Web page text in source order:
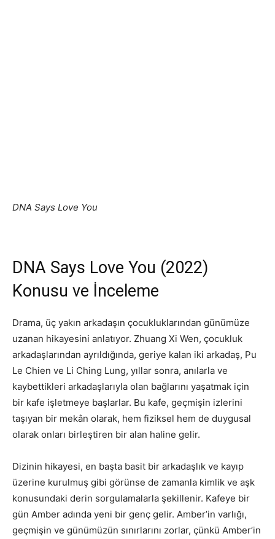
DNA Says Love You
DNA Says Love You (2022)
Konusu ve İnceleme
Drama, üç yakın arkadaşın çocukluklarından günümüze
uzanan hikayesini anlatıyor. Zhuang Xi Wen, çocukluk
arkadaşlarından ayrıldığında, geriye kalan iki arkadaş, Pu
Le Chien ve Li Ching Lung, yıllar sonra, anılarla ve
kaybettikleri arkadaşlarıyla olan bağlarını yaşatmak için
bir kafe işletmeye başlarlar. Bu kafe, geçmişin izlerini
taşıyan bir mekân olarak, hem fiziksel hem de duygusal
olarak onları birleştiren bir alan haline gelir.
Dizinin hikayesi, en başta basit bir arkadaşlık ve kayıp
üzerine kurulmuş gibi görünse de zamanla kimlik ve aşk
konusundaki derin sorgulamalarla şekillenir. Kafeye bir
gün Amber adında yeni bir genç gelir. Amber’in varlığı,
geçmişin ve günümüzün sınırlarını zorlar, çünkü Amber’in